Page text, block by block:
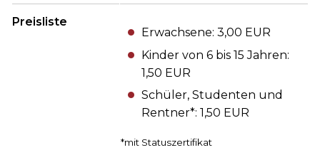
Preisliste
Erwachsene: 3,00 EUR
Kinder von 6 bis 15 Jahren:
1,50 EUR
Schüler, Studenten und
Rentner*: 1,50 EUR
*mit Statuszertifikat